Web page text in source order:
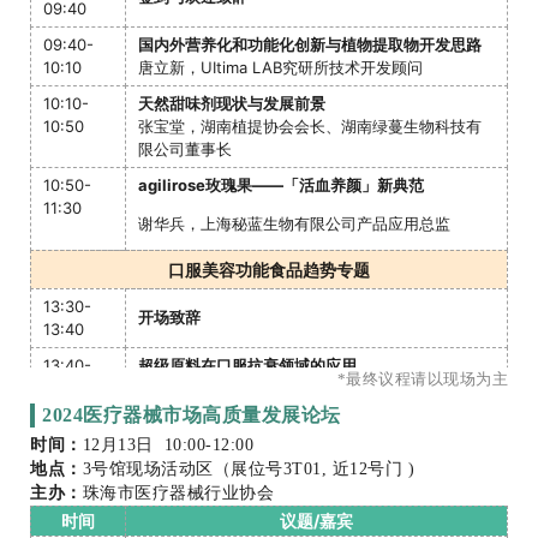
市场机会在哪里？
– 消费者愈发看重健康理念和成分的优势，如何塑造
价值切能合规有效传播？
– 现阶段各渠道动销好的爆品都要有哪些要素？
– 新营销思路和方向的创新与探索，下一个营销爆破
点！
嘉宾：小红书-周嘉洋、飞瓜数据-十三、视频号-黄
炜铭、维康-刘守强、喜马拉雅头部IP-二妹姐、尚凝
跨境/香港元和养生-王涛、头部品牌产品经理
09:40
09:40-
10:10
国内外营养化和功能化创新与植物提取物开发思路
唐立新，UItima LAB究研所技术开发顾问
10:10-
10:50
天然甜味剂现状与发展前景
张宝堂，湖南植提协会会长、湖南绿蔓生物科技有
限公司董事长
10:50-
11:30
agilirose玫瑰果——「活血养颜」新典范
谢华兵，上海秘蓝生物有限公司产品应用总监
口服美容功能食品趋势专题
13:30-
13:40
开场致辞
13:40-
超级原料在口服抗衰领域的应用
王潇涵，口服抗衰前沿原料研究院创始人
14:10-
14:40
口服美容科学创新：PQQ带来细胞级抗衰
王晶晶，湖北美琪健康科技有限公司市场产品经理
14:40- 新产品哲学“好喝的营养”助力品牌快速成长
*最终议程请以现场为主
2024医疗器械市场高质量发展论坛
时间： 12月13日 10:00-12:00
地点： 3号馆现场活动区（展位号3T01, 近12号门 )
主办： 珠海市医疗器械行业协会
时间 议题/嘉宾